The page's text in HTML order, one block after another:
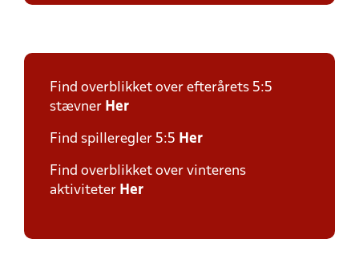
Find overblikket over efterårets 5:5
stævner Her
Find spilleregler 5:5 Her
Find overblikket over vinterens
aktiviteter Her